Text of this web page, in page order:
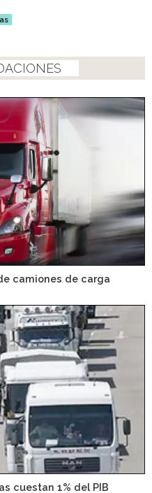
camiones de carga
cuestan 1% del PIB